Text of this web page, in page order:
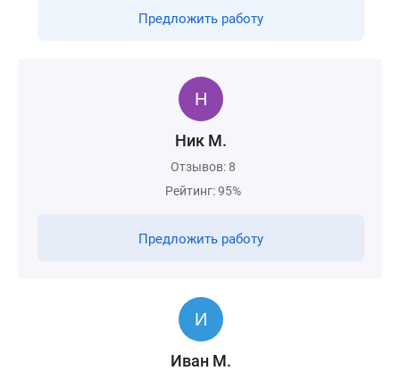
Предложить работу
Ник М.
Отзывов: 8
Рейтинг: 95%
Предложить работу
Иван М.